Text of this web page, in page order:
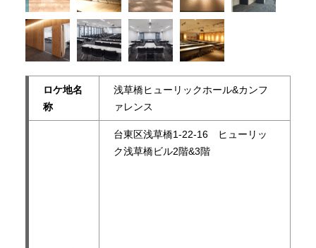
ロケ地名
称
浅草橋ヒューリックホール&カンフ
ァレンス
台東区浅草橋1-22-16 ヒューリッ
ク浅草橋ビル2階&3階